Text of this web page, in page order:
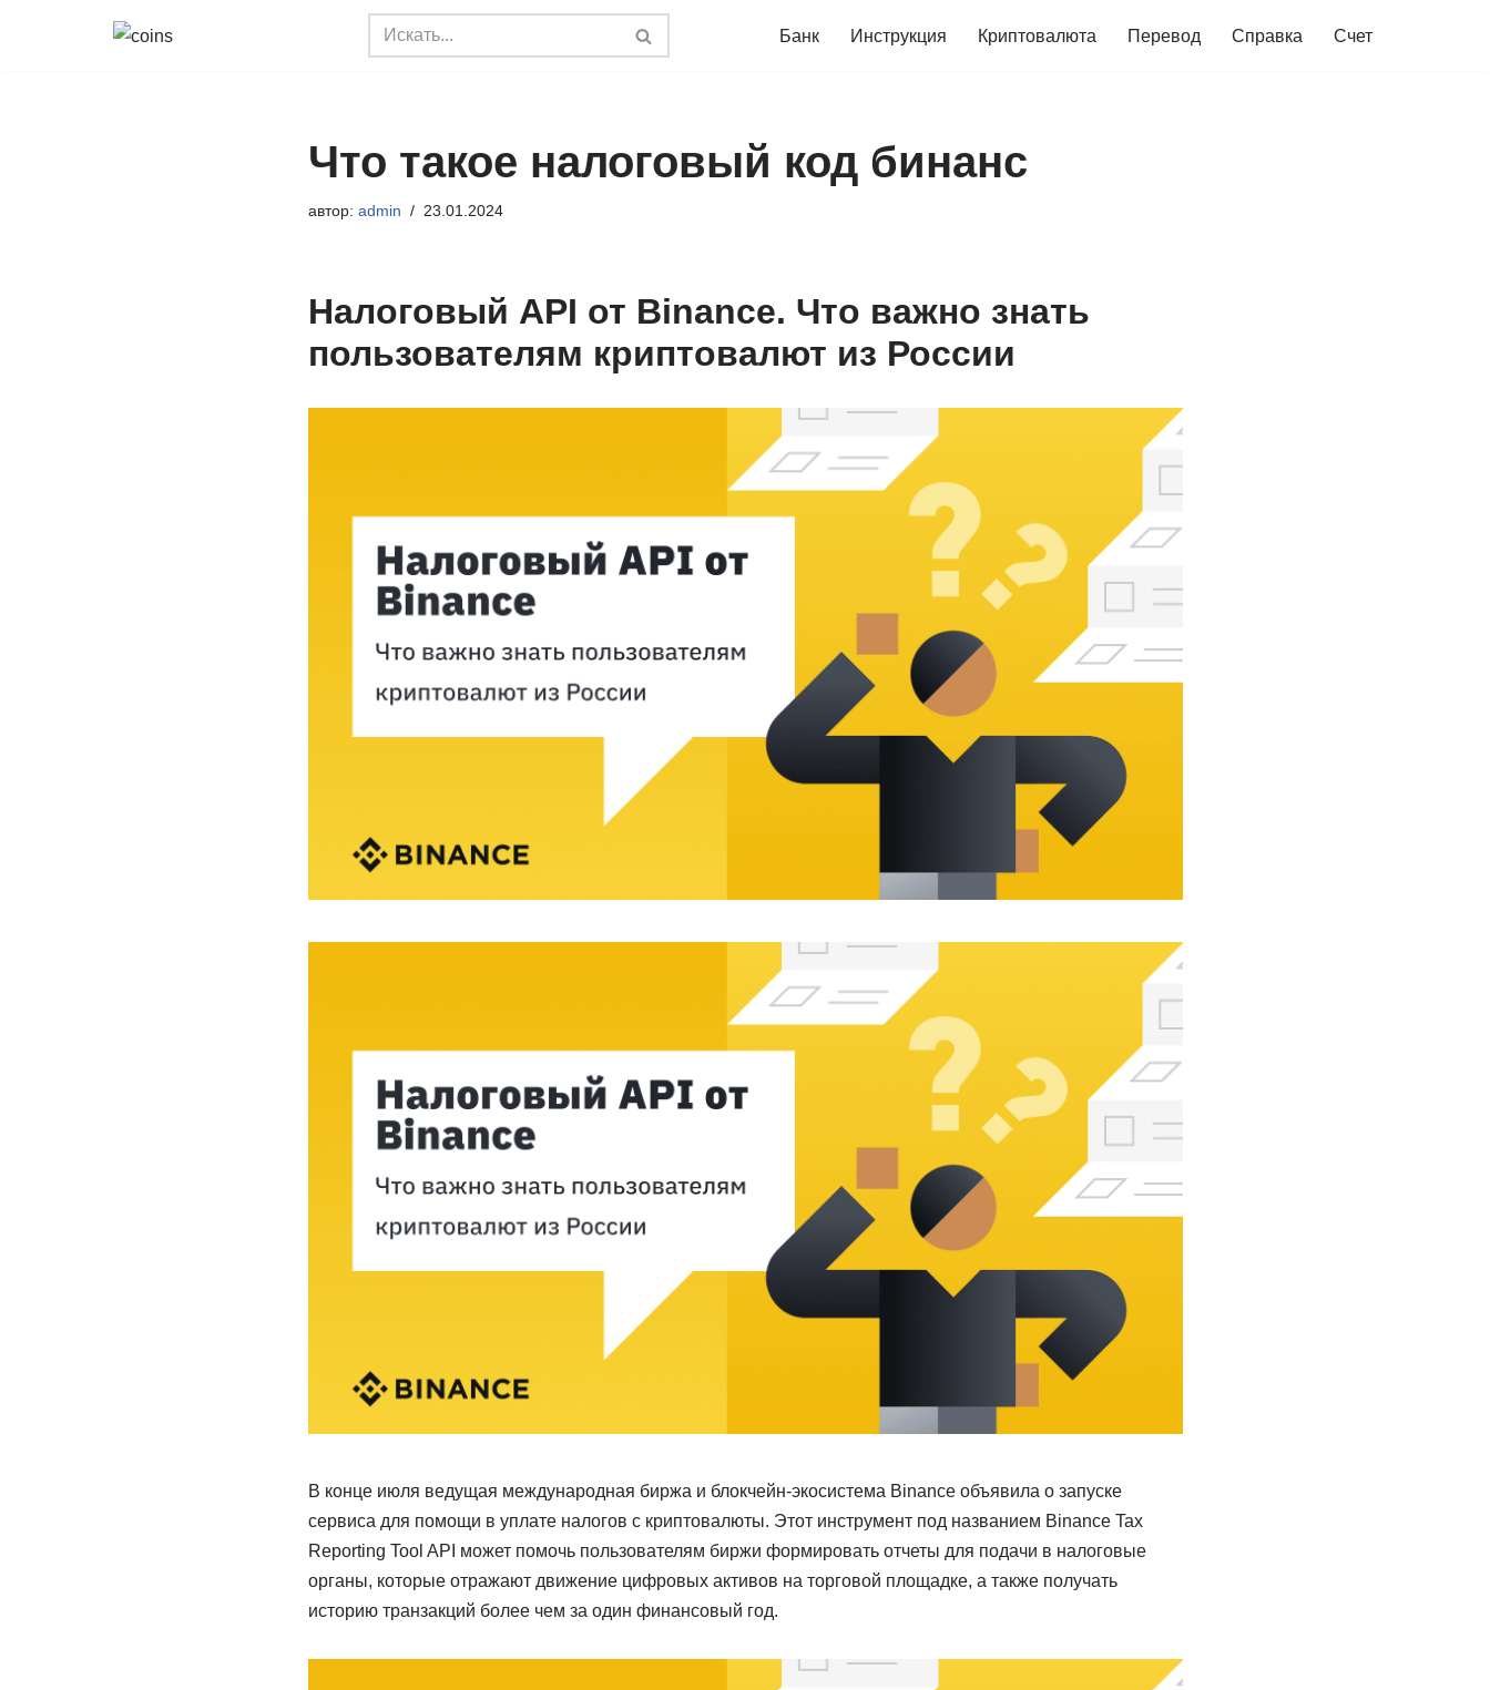
Банк Инструкция Криптовалюта Перевод Справка Счет
Что такое налоговый код бинанс
автор: admin 23.01.2024
Налоговый API от Binance. Что важно знать
пользователям криптовалют из России
В конце июля ведущая международная биржа и блокчейн-экосистема Binance объявила о запуске
сервиса для помощи в уплате налогов с криптовалюты. Этот инструмент под названием Binance Tax
Reporting Tool API может помочь пользователям биржи формировать отчеты для подачи в налоговые
органы, которые отражают движение цифровых активов на торговой площадке, а также получать
историю транзакций более чем за один финансовый год.